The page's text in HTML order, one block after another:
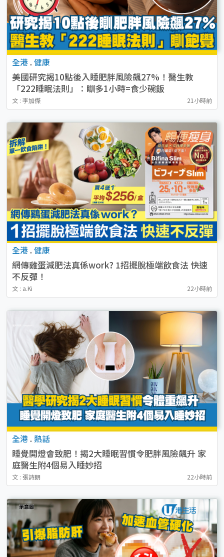
全港 . 健康
美國研究揭10點後入睡肥胖風險飆27%！醫生教
「222睡眠法則」：瞓多1小時=食少碗飯
文 : 李加傑 21小時前
全港 . 健康
網傳雞蛋減肥法真係work? 1招擺脫極端飲食法 快速
不反彈！
文 : a.Ki 22小時前
全港 . 熱話
睡覺開燈會致肥！揭2大睡眠習慣令肥胖風險飆升 家
庭醫生附4個易入睡妙招
文 : 張詩朗 22小時前